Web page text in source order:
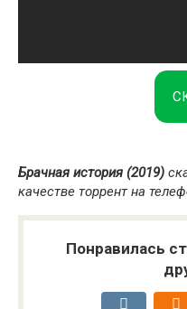
Брачная история (2019)
качестве торрент на
Понравилась